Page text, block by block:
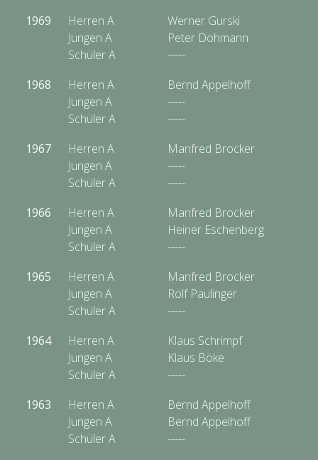
1969
Herren A
Jungen A
Schüler A
Werner Gurski
Peter Dohmann
-----
1968
Herren A
Jungen A
Schüler A
Bernd Appelhoff
-----
-----
1967
Herren A
Jungen A
Schüler A
Manfred Brocker
-----
-----
1966
Herren A
Jungen A
Schüler A
Manfred Brocker
Heiner Eschenberg
-----
1965
Herren A
Jungen A
Schüler A
Manfred Brocker
Rolf Paulinger
-----
1964
Herren A
Jungen A
Schüler A
Klaus Schrimpf
Klaus Böke
-----
1963
Herren A
Jungen A
Schüler A
Bernd Appelhoff
Bernd Appelhoff
-----